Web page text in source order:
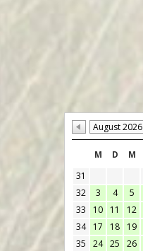
August 2026
M D M
31
32
3 4 5
33
10 11 12
34
17 18 19
35
24 25 26